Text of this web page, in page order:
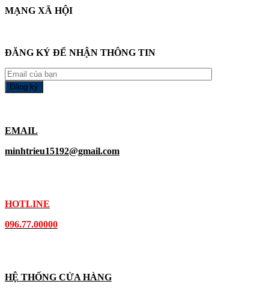
MẠNG XÃ HỘI
ĐĂNG KÝ ĐỂ NHẬN THÔNG TIN
EMAIL
minhtrieu15192@gmail.com
HOTLINE
096.77.00000
HỆ THỐNG CỬA HÀNG